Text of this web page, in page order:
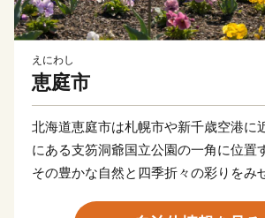
えにわし
恵庭市
北海道恵庭市は札幌市や新千歳空港に
にある支笏洞爺国立公園の一角に位置
その豊かな自然と四季折々の彩りをみ